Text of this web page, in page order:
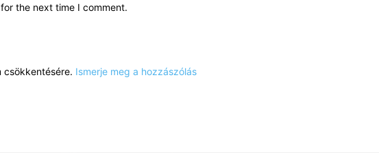
the next time I comment.
csökkentésére. Ismerje meg a hozzászólás